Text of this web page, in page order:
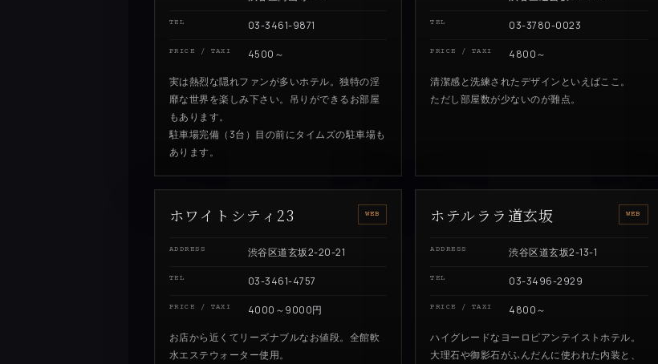
TEL 03-3461-9871
PRICE / TAXI
4500～
実は熱烈な隠れファンが多いホテル。独特の淫
靡な世界を楽しみ下さい。吊りができるお部屋
もあります。
駐車場完備（3台）目の前にタイムズの駐車場も
あります。
TEL 03-3780-0023
PRICE / TAXI
4800～
清潔感と洗練されたデザインといえばここ。
ただし部屋数が少ないのが難点。
ホワイトシティ23 WEB
ADDRESS 渋谷区道玄坂2-20-21
TEL 03-3461-4757
PRICE / TAXI
4000～9000円
お店から近くてリーズナブルなお値段。全館軟
水エステウォーター使用。
ホテルララ道玄坂 WEB
ADDRESS 渋谷区道玄坂2-13-1
TEL 03-3496-2929
PRICE / TAXI
4800～
ハイグレードなヨーロピアンテイストホテル。
大理石や御影石がふんだんに使われた内装と、